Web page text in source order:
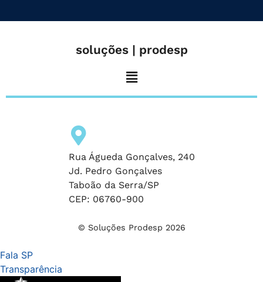
soluções | prodesp
Rua Águeda Gonçalves, 240
Jd. Pedro Gonçalves
Taboão da Serra/SP
CEP: 06760-900
© Soluções Prodesp 2026
Fala SP
Transparência